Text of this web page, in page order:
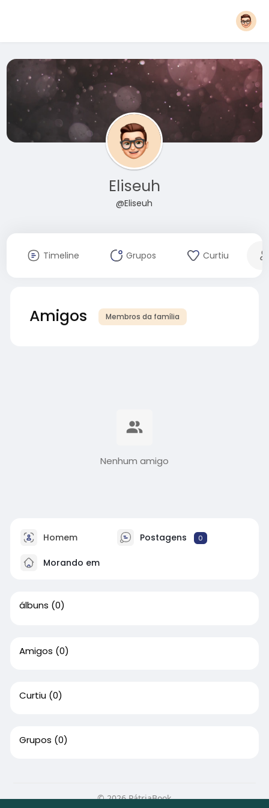
Eliseuh
@Eliseuh
Timeline Grupos Curtiu
Amigos Membros da família
Nenhum amigo
Homem Postagens 0
Morando em
álbuns (0)
Amigos (0)
Curtiu (0)
Grupos (0)
© 2026 PátriaBook